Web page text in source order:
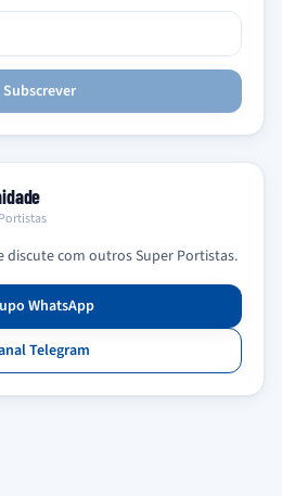
Subscrever
discute com outros Super Portistas.
WhatsApp
Telegram